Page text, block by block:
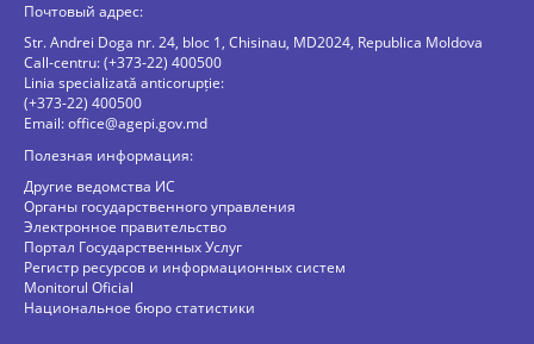
Почтовый адрес:
Str. Andrei Doga nr. 24, bloc 1, Chisinau, MD2024, Republica Moldova
Call-centru: (+373-22) 400500
Linia specializată anticorupție:
(+373-22) 400500
Email:office@agepi.gov.md
Полезная информация:
Другие ведомства ИС
Органы государственного управления
Электронное правительство
Портал Государственных Услуг
Регистр ресурсов и информационных систем
Monitorul Oficial
Национальное бюро статистики